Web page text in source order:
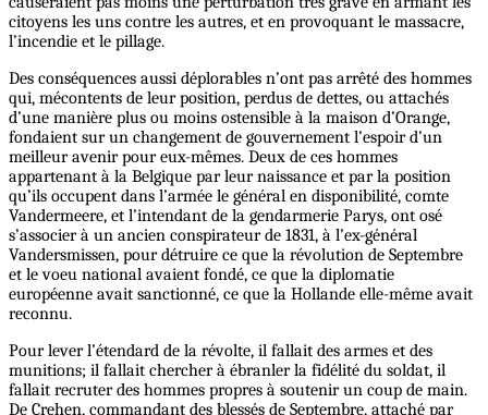
citoyens les uns contre les autres, et en provoquant le massacre,
l’incendie et le pillage.
Des conséquences aussi déplorables n’ont pas arrêté des hommes
qui, mécontents de leur position, perdus de dettes, ou attachés
d’une manière plus ou moins ostensible à la maison d’Orange,
fondaient sur un changement de gouvernement l’espoir d’un
meilleur avenir pour eux-mêmes. Deux de ces hommes
appartenant à la Belgique par leur naissance et par la position
qu’ils occupent dans l’armée le général en disponibilité, comte
Vandermeere, et l’intendant de la gendarmerie Parys, ont osé
s’associer à un ancien conspirateur de 1831, à l’ex-général
Vandersmissen, pour détruire ce que la révolution de Septembre
et le voeu national avaient fondé, ce que la diplomatie
européenne avait sanctionné, ce que la Hollande elle-même avait
reconnu.
Pour lever l’étendard de la révolte, il fallait des armes et des
munitions; il fallait chercher à ébranler la fidélité du soldat, il
fallait recruter des hommes propres à soutenir un coup de main.
De Crehen, commandant des blessés de Septembre, attaché par